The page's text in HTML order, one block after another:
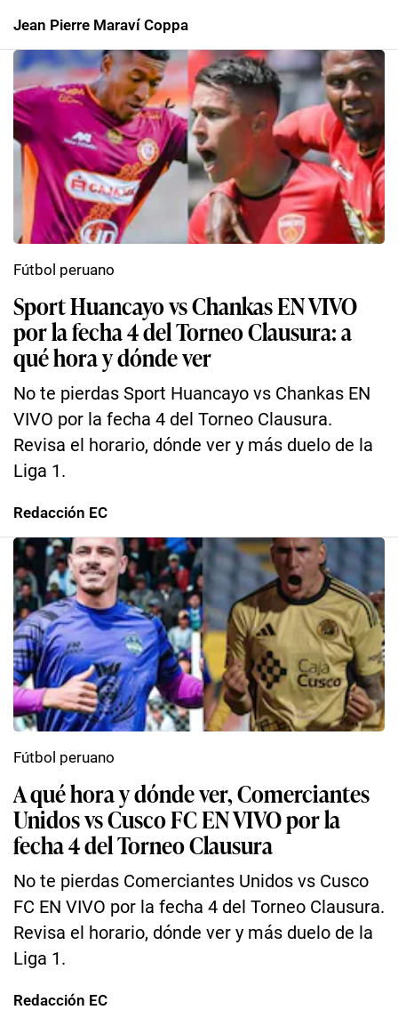
Jean Pierre Maraví Coppa
Sport Huancayo vs Chankas EN VIVO
por la fecha 4 del Torneo Clausura: a
qué hora y dónde ver
No te pierdas Sport Huancayo vs Chankas EN
VIVO por la fecha 4 del Torneo Clausura.
Revisa el horario, dónde ver y más duelo de la
Liga 1.
Fútbol peruano
Redacción EC
A qué hora y dónde ver, Comerciantes
Unidos vs Cusco FC EN VIVO por la
fecha 4 del Torneo Clausura
No te pierdas Comerciantes Unidos vs Cusco
FC EN VIVO por la fecha 4 del Torneo Clausura.
Revisa el horario, dónde ver y más duelo de la
Liga 1.
Fútbol peruano
Redacción EC